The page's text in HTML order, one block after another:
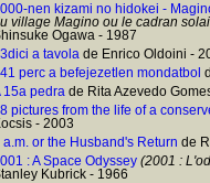
nen kizami no hidokei -
village Magino ou le cadran
Ogawa - 1987
a tavola de Enrico Oldoini -
perc a befejezetlen mondatbol
15a pedra de Rita Azevedo
pictures from the life of a
- 2003
a.m. or the Husband's Return de
: A Space Odyssey (2001 :
Kubrick - 1966